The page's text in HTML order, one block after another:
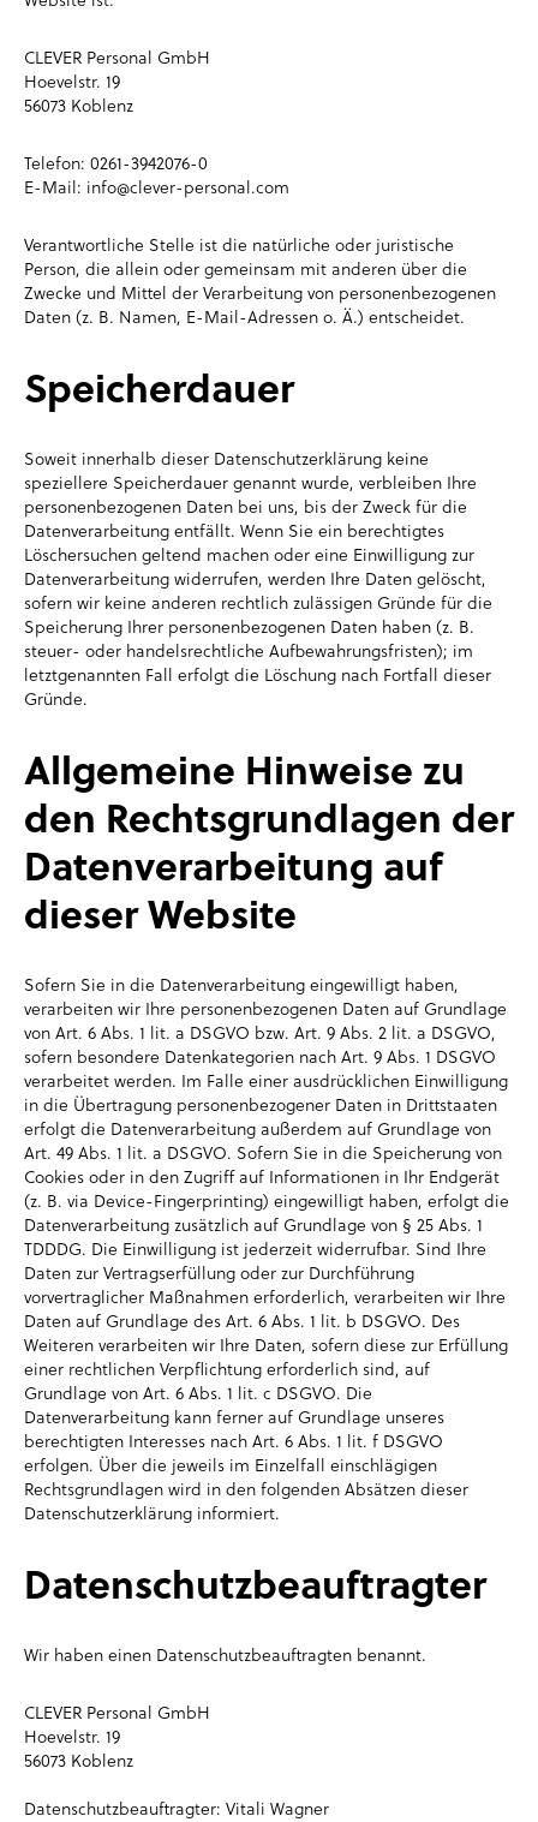
CLEVER Personal GmbH
Hoevelstr. 19
56073 Koblenz
Telefon: 0261-3942076-0
E-Mail: info@clever-personal.com
Verantwortliche Stelle ist die natürliche oder juristische
Person, die allein oder gemeinsam mit anderen über die
Zwecke und Mittel der Verarbeitung von personenbezogenen
Daten (z. B. Namen, E-Mail-Adressen o. Ä.) entscheidet.
Speicherdauer
Soweit innerhalb dieser Datenschutzerklärung keine
speziellere Speicherdauer genannt wurde, verbleiben Ihre
personenbezogenen Daten bei uns, bis der Zweck für die
Datenverarbeitung entfällt. Wenn Sie ein berechtigtes
Löschersuchen geltend machen oder eine Einwilligung zur
Datenverarbeitung widerrufen, werden Ihre Daten gelöscht,
sofern wir keine anderen rechtlich zulässigen Gründe für die
Speicherung Ihrer personenbezogenen Daten haben (z. B.
steuer- oder handelsrechtliche Aufbewahrungsfristen); im
letztgenannten Fall erfolgt die Löschung nach Fortfall dieser
Gründe.
Allgemeine Hinweise zu
den Rechtsgrundlagen der
Datenverarbeitung auf
dieser Website
Sofern Sie in die Datenverarbeitung eingewilligt haben,
verarbeiten wir Ihre personenbezogenen Daten auf Grundlage
von Art. 6 Abs. 1 lit. a DSGVO bzw. Art. 9 Abs. 2 lit. a DSGVO,
sofern besondere Datenkategorien nach Art. 9 Abs. 1 DSGVO
verarbeitet werden. Im Falle einer ausdrücklichen Einwilligung
in die Übertragung personenbezogener Daten in Drittstaaten
erfolgt die Datenverarbeitung außerdem auf Grundlage von
Art. 49 Abs. 1 lit. a DSGVO. Sofern Sie in die Speicherung von
Cookies oder in den Zugriff auf Informationen in Ihr Endgerät
(z. B. via Device-Fingerprinting) eingewilligt haben, erfolgt die
Datenverarbeitung zusätzlich auf Grundlage von § 25 Abs. 1
TDDDG. Die Einwilligung ist jederzeit widerrufbar. Sind Ihre
Daten zur Vertragserfüllung oder zur Durchführung
vorvertraglicher Maßnahmen erforderlich, verarbeiten wir Ihre
Daten auf Grundlage des Art. 6 Abs. 1 lit. b DSGVO. Des
Weiteren verarbeiten wir Ihre Daten, sofern diese zur Erfüllung
einer rechtlichen Verpflichtung erforderlich sind, auf
Grundlage von Art. 6 Abs. 1 lit. c DSGVO. Die
Datenverarbeitung kann ferner auf Grundlage unseres
berechtigten Interesses nach Art. 6 Abs. 1 lit. f DSGVO
erfolgen. Über die jeweils im Einzelfall einschlägigen
Rechtsgrundlagen wird in den folgenden Absätzen dieser
Datenschutzerklärung informiert.
Datenschutz­beauftragter
Wir haben einen Datenschutzbeauftragten benannt.
CLEVER Personal GmbH
Hoevelstr. 19
56073 Koblenz
Datenschutzbeauftragter: Vitali Wagner